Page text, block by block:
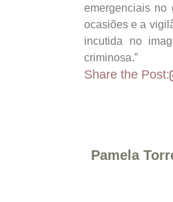
emergenciais no
ocasiões e a
incutida no
criminosa.”
Share the Post:
Pamela